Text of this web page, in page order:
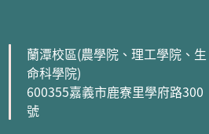
蘭潭校區(農學院、理工學院、生
命科學院)
600355嘉義市鹿寮里學府路300
號